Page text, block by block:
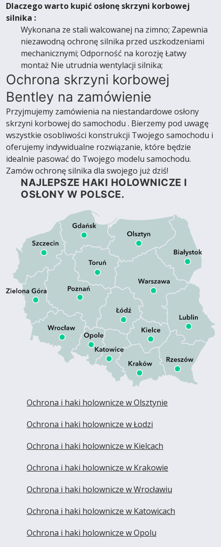
Dlaczego warto kupić osłonę skrzyni korbowej
silnika :
Wykonana ze stali walcowanej na zimno; Zapewnia
niezawodną ochronę silnika przed uszkodzeniami
mechanicznymi; Odporność na korozję Łatwy
montaż Nie utrudnia wentylacji silnika;
Ochrona skrzyni korbowej
Bentley na zamówienie
Przyjmujemy zamówienia na niestandardowe osłony
skrzyni korbowej do samochodu . Bierzemy pod uwagę
wszystkie osobliwości konstrukcji Twojego samochodu i
oferujemy indywidualne rozwiązanie, które będzie
idealnie pasować do Twojego modelu samochodu.
Zamów ochronę silnika dla swojego już dziś!
NAJLEPSZE HAKI HOLOWNICZE I
OSŁONY W POLSCE.
Ochrona i haki holownicze w Olsztynie
Ochrona i haki holownicze w Łodzi
Ochrona i haki holownicze w Kielcach
Ochrona i haki holownicze w Krakowie
Ochrona i haki holownicze w Wrocławiu
Ochrona i haki holownicze w Katowicach
Ochrona i haki holownicze w Opolu